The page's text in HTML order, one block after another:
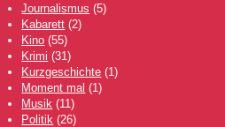
Journalismus (5)
Kabarett (2)
Kino (55)
Krimi (31)
Kurzgeschichte (1)
Moment mal (1)
Musik (11)
Politik (26)